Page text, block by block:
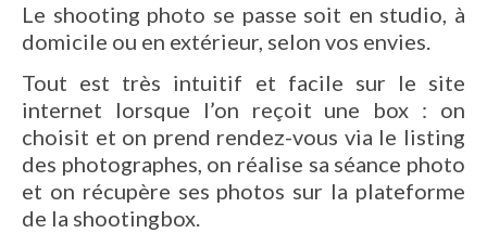
Le shooting photo se passe soit en studio, à
domicile ou en extérieur, selon vos envies.
Tout est très intuitif et facile sur le site
internet lorsque l’on reçoit une box : on
choisit et on prend rendez-vous via le listing
des photographes, on réalise sa séance photo
et on récupère ses photos sur la plateforme
de la shootingbox.